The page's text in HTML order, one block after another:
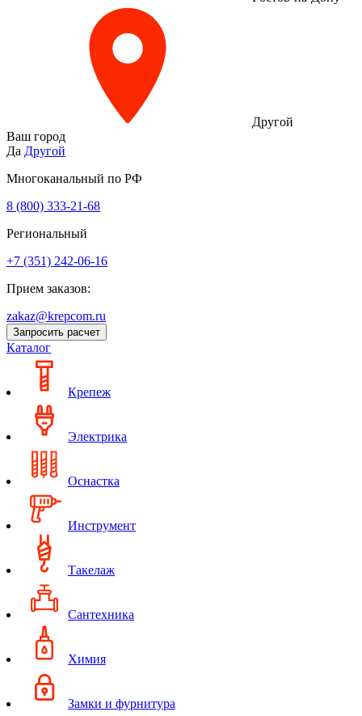
Другой
Ваш город
Да Другой
Многоканальный по РФ
8 (800) 333‑21-68
Региональный
+7 (351) 242-06-16
Прием заказов:
zakaz@krepcom.ru
Запросить расчет
Каталог
Крепеж
Электрика
Оснастка
Инструмент
Такелаж
Сантехника
Химия
Замки и фурнитура